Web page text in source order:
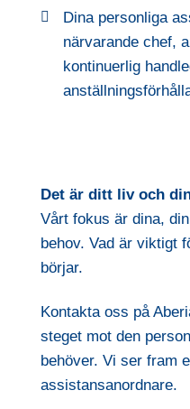
Dina personliga
närvarande chef,
kontinuerlig
Det är ditt liv och
Vårt fokus är dina,
behov. Vad är viktigt
börjar.
Kontakta oss på
steget mot den
behöver. Vi ser fram
assistansanordnare.